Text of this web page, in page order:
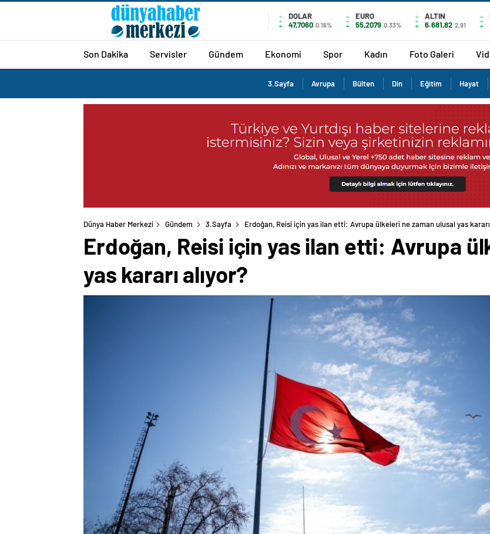
DOLAR
47,7060 0.16%
EURO
55,2079 0.33%
ALTIN
6.681,82 2,91
Son Dakika Servisler Gündem Ekonomi Spor Kadın Foto Galeri
3.Sayfa Avrupa Bülten Din Eğitim Hayat
Dünya Haber Merkezi Gündem 3.Sayfa Erdoğan, Reisi için yas ilan etti: Avrupa ülkeleri ne zaman ulusal yas kararı
Erdoğan, Reisi için yas ilan etti: Avrupa
yas kararı alıyor?